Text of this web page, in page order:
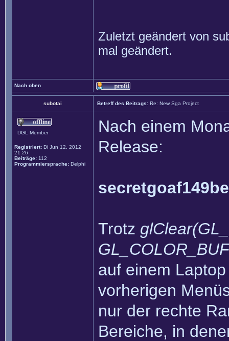
Zuletzt geändert von
mal geändert.
Nach oben
subotai Betreff des Beitrags: Re: New Sga Project
DGL Member
Registriert: Di Jun 12, 2012
21:26
Beiträge: 112
Programmiersprache: Delphi
Nach einem
Release:
Trotz
auf einem
vorherigen
nur der rechte
Bereiche, in